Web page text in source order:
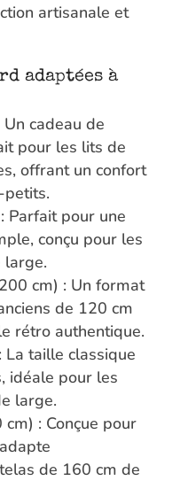
artisanale et
adaptées à
cadeau de
pour les lits de
offrant un confort
pour une
conçu pour les
large.
cm) : Un format
de 120 cm
rétro authentique.
taille classique
idéale pour les
large.
: Conçue pour
de 160 cm de